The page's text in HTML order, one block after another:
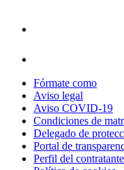
Fórmate como
Aviso legal
Aviso COVID-19
Condiciones de
Delegado de
Portal de
Perfil del contratante